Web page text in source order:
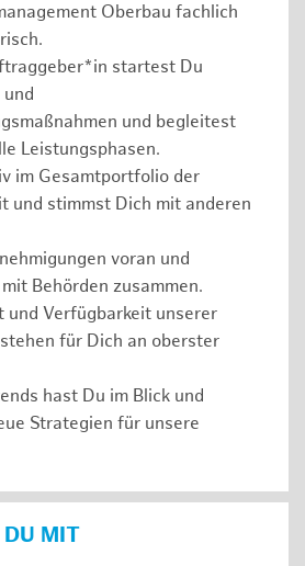
Oberbau fachlich
startest Du
und begleitest
Leistungsphasen.
im Gesamtportfolio der
und stimmst Dich mit anderen
voran und
Behörden zusammen.
und Verfügbarkeit unserer
für Dich an oberster
hast Du im Blick und
Strategien für unsere
DU MIT